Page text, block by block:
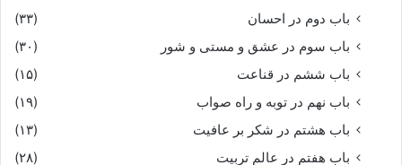
باب دوم در احسان
(۳۳)
باب سوم در عشق و مستی و شور
(۳۰)
باب ششم در قناعت
(۱۵)
باب نهم در توبه و راه صواب
(۱۹)
باب هشتم در شکر بر عافیت
(۱۳)
باب هفتم در عالم تربیت
(۲۸)